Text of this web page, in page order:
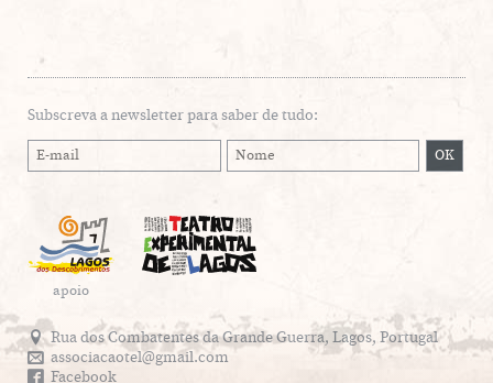
apoio
Rua dos Combatentes da Grande Guerra, Lagos, Portugal
associacaotel@gmail.com
Facebook
Subscreva a newsletter para saber de tudo: